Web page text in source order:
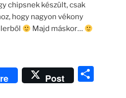
chipsnek készült, csak
hogy nagyon vékony
Majd máskor…
Post